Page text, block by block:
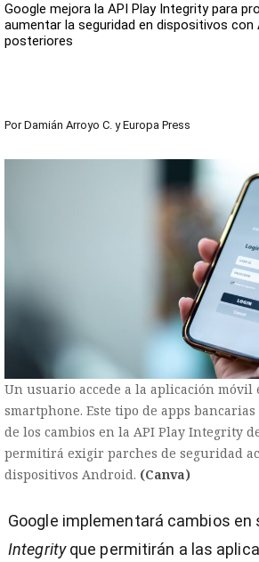
Google mejora la API Play Integrity para
aumentar la seguridad en dispositivos con
posteriores
Por Damián Arroyo C. y Europa Press
Un usuario accede a la aplicación móvil
smartphone. Este tipo de apps
de los cambios en la API Play Integrity
permitirá exigir parches de seguridad
dispositivos Android. (Canva)
Google implementará cambios en
Integrityque permitirán a las